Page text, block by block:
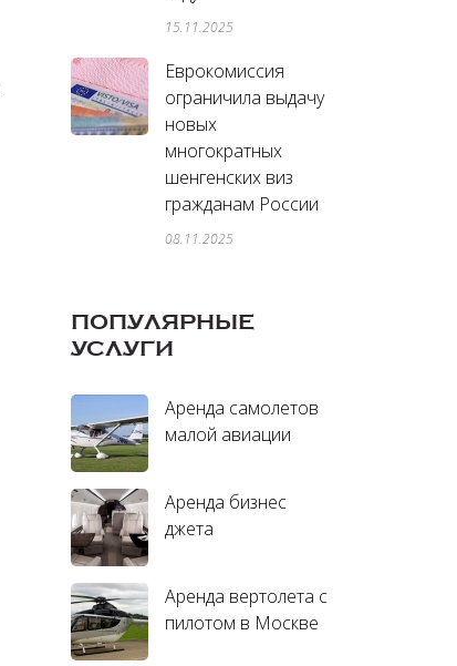
15.11.2025
Еврокомиссия
ограничила выдачу
новых
многократных
шенгенских виз
гражданам России
08.11.2025
ПОПУЛЯРНЫЕ
УСЛУГИ
Аренда самолетов
малой авиации
Аренда бизнес
джета
Аренда вертолета с
пилотом в Москве